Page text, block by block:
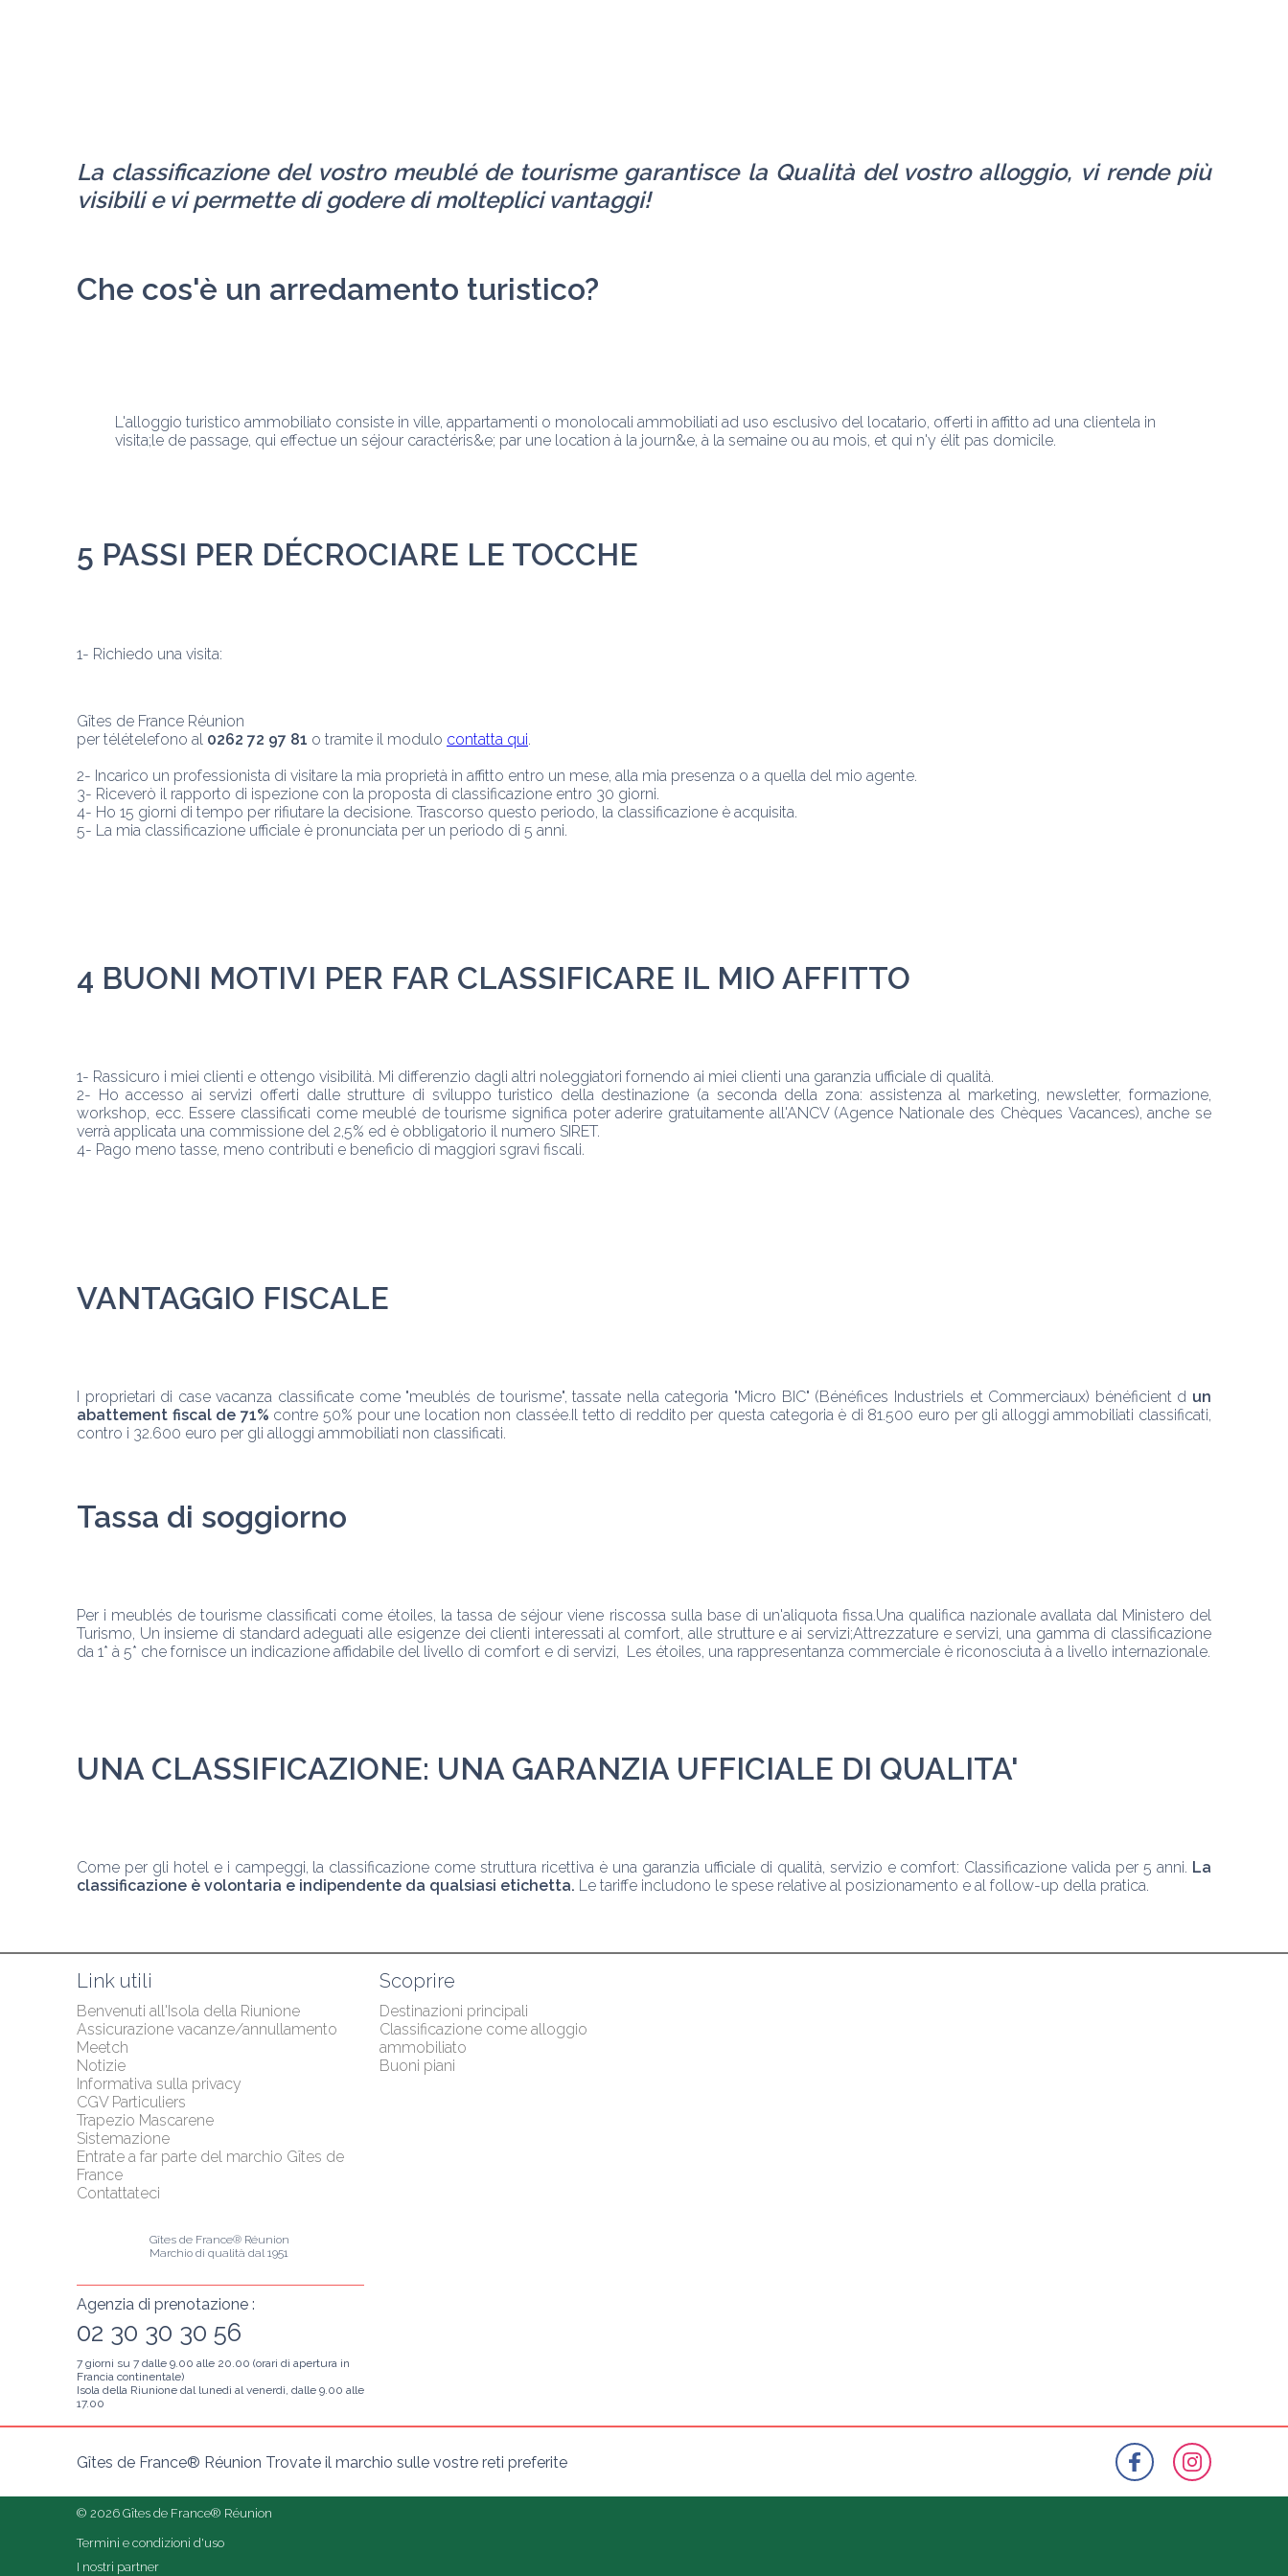
La classificazione del vostro meublé de tourisme garantisce la Qualità del vostro alloggio, vi rende più
visibili e vi permette di godere di molteplici vantaggi!
Che cos'è un arredamento turistico?
L'alloggio turistico ammobiliato consiste in ville, appartamenti o monolocali ammobiliati ad uso esclusivo del locatario, offerti in affitto ad una clientela in
visita;le de passage, qui effectue un séjour caractéris&e; par une location à la journ&e, à la semaine ou au mois, et qui n'y élit pas domicile.
5 PASSI PER DÉCROCIARE LE TOCCHE
1- Richiedo una visita:
Gîtes de France Réunion
per télételefono al 0262 72 97 81 o tramite il modulo contatta qui.
2- Incarico un professionista di visitare la mia proprietà in affitto entro un mese, alla mia presenza o a quella del mio agente.
3- Riceverò il rapporto di ispezione con la proposta di classificazione entro 30 giorni.
4- Ho 15 giorni di tempo per rifiutare la decisione. Trascorso questo periodo, la classificazione è acquisita.
5- La mia classificazione ufficiale è pronunciata per un periodo di 5 anni.
4 BUONI MOTIVI PER FAR CLASSIFICARE IL MIO AFFITTO
1- Rassicuro i miei clienti e ottengo visibilità. Mi differenzio dagli altri noleggiatori fornendo ai miei clienti una garanzia ufficiale di qualità.
2- Ho accesso ai servizi offerti dalle strutture di sviluppo turistico della destinazione (a seconda della zona: assistenza al marketing, newsletter, formazione,
workshop, ecc. Essere classificati come meublé de tourisme significa poter aderire gratuitamente all'ANCV (Agence Nationale des Chèques Vacances), anche se
verrà applicata una commissione del 2,5% ed è obbligatorio il numero SIRET.
4- Pago meno tasse, meno contributi e beneficio di maggiori sgravi fiscali.
VANTAGGIO FISCALE
I proprietari di case vacanza classificate come "meublés de tourisme", tassate nella categoria "Micro BIC" (Bénéfices Industriels et Commerciaux) bénéficient d un
abattement fiscal de 71% contre 50% pour une location non classée.Il tetto di reddito per questa categoria è di 81.500 euro per gli alloggi ammobiliati classificati,
Tassa di soggiorno
Per i meublés de tourisme classificati come étoiles, la tassa de séjour viene riscossa sulla base di un'aliquota fissa.Una qualifica nazionale avallata dal Ministero del
Turismo, Un insieme di standard adeguati alle esigenze dei clienti interessati al comfort, alle strutture e ai servizi;Attrezzature e servizi, una gamma di classificazione
da 1* à 5* che fornisce un indicazione affidabile del livello di comfort e di servizi,  Les étoiles, una rappresentanza commerciale è riconosciuta à a livello internazionale.
UNA CLASSIFICAZIONE: UNA GARANZIA UFFICIALE DI QUALITA'
Come per gli hotel e i campeggi, la classificazione come struttura ricettiva è una garanzia ufficiale di qualità, servizio e comfort: Classificazione valida per 5 anni. La
classificazione è volontaria e indipendente da qualsiasi etichetta. Le tariffe includono le spese relative al posizionamento e al follow-up della pratica.
Link utili
Benvenuti all'Isola della Riunione
Assicurazione vacanze/annullamento
Meetch
Notizie
Informativa sulla privacy
CGV Particuliers
Trapezio Mascarene
Sistemazione
Entrate a far parte del marchio Gîtes de
France
Contattateci
Scoprire
Destinazioni principali
Classificazione come alloggio
ammobiliato
Buoni piani
Gîtes de France® Réunion
Marchio di qualità dal 1951
Agenzia di prenotazione :
02 30 30 30 56
7 giorni su 7 dalle 9.00 alle 20.00 (orari di apertura in
Francia continentale)
Isola della Riunione dal lunedì al venerdì, dalle 9.00 alle
17.00
Gîtes de France® Réunion Trovate il marchio sulle vostre reti preferite
© 2026 Gîtes de France® Réunion
Termini e condizioni d'uso
I nostri partner